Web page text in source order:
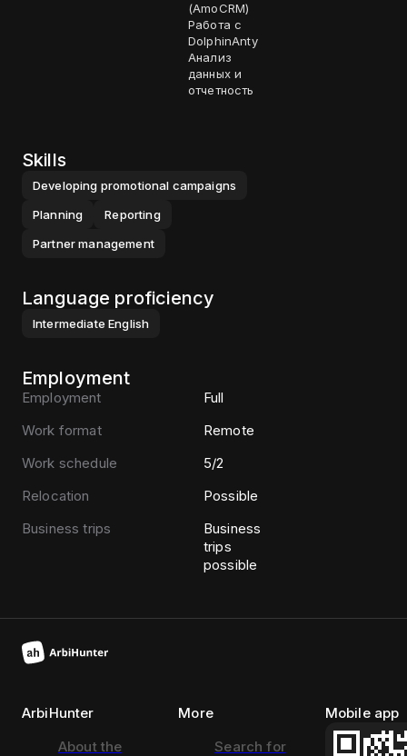
(AmoCRM)
Работа с
DolphinAnty
Анализ
данных и
отчетность
Skills
Developing promotional campaigns
Planning
Reporting
Partner management
Language proficiency
Intermediate English
Employment
Employment
Full
Work format
Remote
Work schedule
5/2
Relocation
Possible
Business trips
Business
trips
possible
ArbiHunter
About the
More
Search for
Mobile app